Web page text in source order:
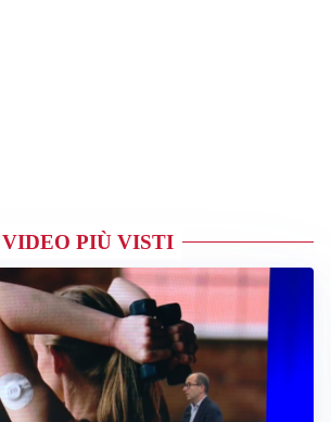
VIDEO PIÙ VISTI